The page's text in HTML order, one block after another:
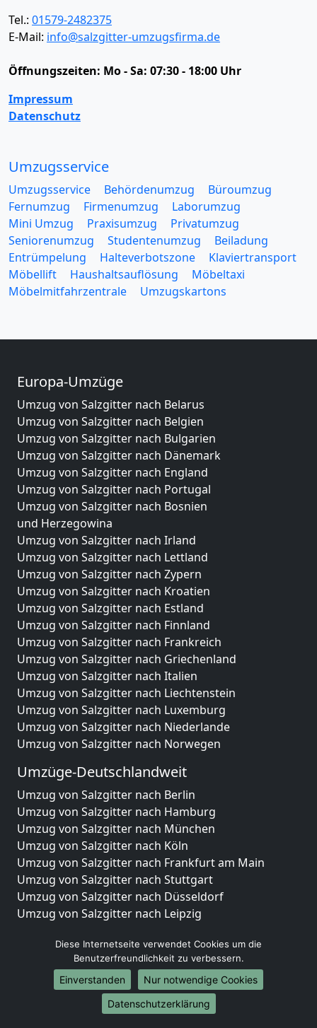
Tel.: 01579-2482375
E-Mail: info@salzgitter-umzugsfirma.de
Öffnungszeiten: Mo - Sa: 07:30 - 18:00 Uhr
Impressum
Datenschutz
Umzugsservice
Umzugsservice Behördenumzug
Büroumzug
Fernumzug
Firmenumzug
Laborumzug
Mini Umzug
Praxisumzug
Privatumzug
Seniorenumzug
Studentenumzug
Beiladung
Entrümpelung
Halteverbotszone
Klaviertransport
Möbellift
Haushaltsauflösung
Möbeltaxi
Möbelmitfahrzentrale
Umzugskartons
Europa-Umzüge
Umzug von Salzgitter nach Belarus
Umzug von Salzgitter nach Belgien
Umzug von Salzgitter nach Bulgarien
Umzug von Salzgitter nach Dänemark
Umzug von Salzgitter nach England
Umzug von Salzgitter nach Portugal
Umzug von Salzgitter nach Bosnien
und Herzegowina
Umzug von Salzgitter nach Irland
Umzug von Salzgitter nach Lettland
Umzug von Salzgitter nach Zypern
Umzug von Salzgitter nach Kroatien
Umzug von Salzgitter nach Estland
Umzug von Salzgitter nach Finnland
Umzug von Salzgitter nach Frankreich
Umzug von Salzgitter nach Griechenland
Umzug von Salzgitter nach Italien
Umzug von Salzgitter nach Liechtenstein
Umzug von Salzgitter nach Luxemburg
Umzug von Salzgitter nach Niederlande
Umzug von Salzgitter nach Norwegen
Umzüge-Deutschlandweit
Umzug von Salzgitter nach Berlin
Umzug von Salzgitter nach Hamburg
Umzug von Salzgitter nach München
Umzug von Salzgitter nach Köln
Umzug von Salzgitter nach Frankfurt am Main
Umzug von Salzgitter nach Stuttgart
Umzug von Salzgitter nach Düsseldorf
Umzug von Salzgitter nach Leipzig
Umzug von Salzgitter nach Essen
Umzug von Salzgitter nach Bremen
Umzug von Salzgitter nach Dresden
Umzug von Salzgitter nach Hannover
Umzug von Salzgitter nach Nürnberg
Diese Internetseite verwendet Cookies um die
Benutzerfreundlichkeit zu verbessern.
Einverstanden
Nur notwendige Cookies
Datenschutzerklärung